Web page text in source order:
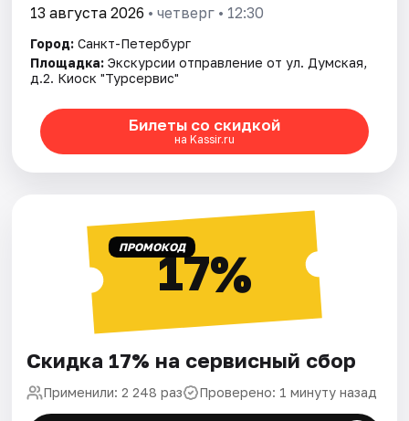
13 августа 2026 • четверг • 12:30
Город: Санкт-Петербург
Площадка: Экскурсии отправление от ул. Думская,
д.2. Киоск "Турсервис"
Билеты со скидкой
на Kassir.ru
ПРОМОКОД17%
Скидка 17% на сервисный сбор
Применили: 2 248 раз Проверено: 1 минуту назад